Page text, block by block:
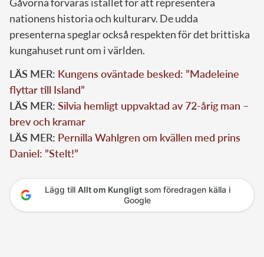
nationens historia och kulturarv. De udda
presenterna speglar också respekten för det brittiska
kungahuset runt om i världen.
LÄS MER: Kungens oväntade besked: ”Madeleine
flyttar till Island”
LÄS MER: Silvia hemligt uppvaktad av 72-årig man –
brev och kramar
LÄS MER: Pernilla Wahlgren om kvällen med prins
Daniel: ”Stelt!”
Lägg till Allt om Kungligtsom föredragen källa i
Google